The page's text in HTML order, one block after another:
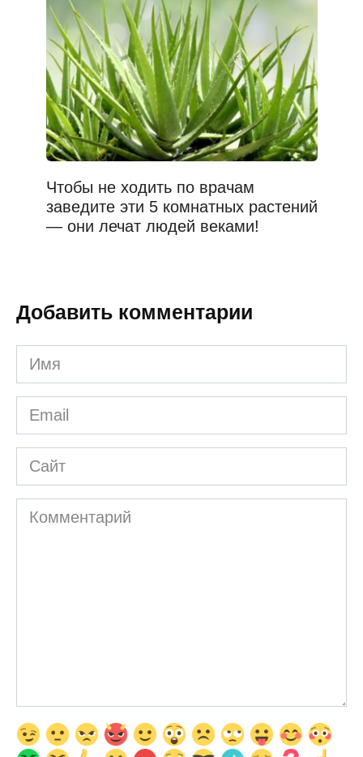
Чтобы не ходить по врачам
заведите эти 5 комнатных растений
— они лечат людей веками!
Добавить комментарии
Имя
*
Email
*
Сайт
Комментарий